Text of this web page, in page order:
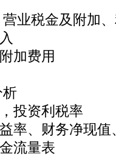
税金及附加、
费用
资利税率
、财务净现值
量表